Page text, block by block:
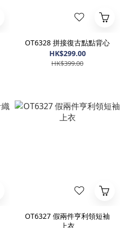
OT6328 拼接復古點點背心
HK$299.00
HK$399.00
OT6327 假兩件亨利領短袖
上衣